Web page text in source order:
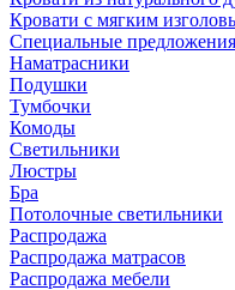
Кровати с мягким
Специальные предложения
Наматрасники
Подушки
Тумбочки
Комоды
Светильники
Люстры
Бра
Потолочные светильники
Распродажа
Распродажа матрасов
Распродажа мебели